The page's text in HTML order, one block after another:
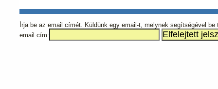
Írja be az email címét. Küldünk egy email-t, melynek segítségével
email cím: